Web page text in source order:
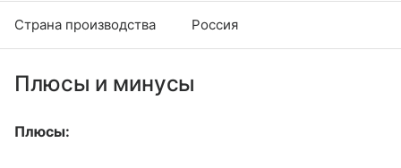
Страна производства Россия
Плюсы и минусы
Плюсы: